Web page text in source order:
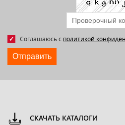
Соглашаюсь с политикой
Отправить
СКАЧАТЬ КАТАЛОГИ